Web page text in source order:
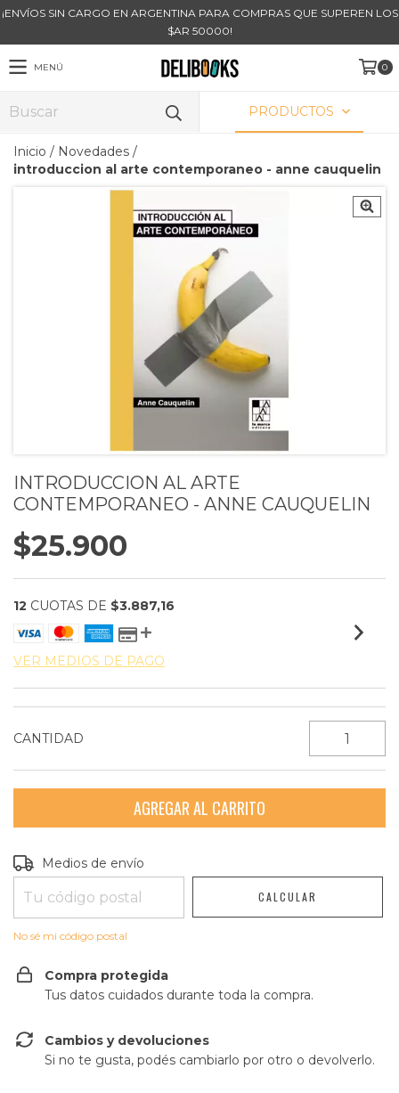
¡ENVÍOS SIN CARGO EN ARGENTINA PARA COMPRAS QUE SUPEREN LOS
$AR 50000!
MENÚ 0
PRODUCTOS
Inicio / Novedades /
introduccion al arte contemporaneo - anne cauquelin
INTRODUCCION AL ARTE
CONTEMPORANEO - ANNE CAUQUELIN
$25.900
12 CUOTAS DE $3.887,16
VER MEDIOS DE PAGO
CANTIDAD
Entregas para el CP:
Medios de envío
CALCULAR
No sé mi código postal
Compra protegida
Tus datos cuidados durante toda la compra.
Cambios y devoluciones
Si no te gusta, podés cambiarlo por otro o devolverlo.